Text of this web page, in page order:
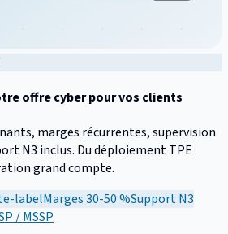
offre cyber pour vos clients
marges récurrentes, supervision
N3 inclus. Du déploiement TPE
grand compte.
labelMarges 30-50 %Support N3
/ MSSP